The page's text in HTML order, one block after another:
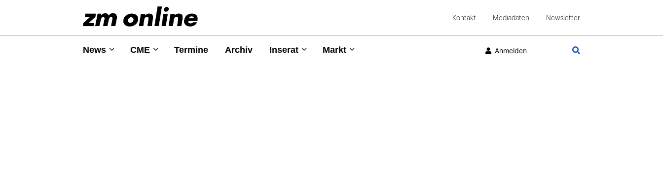
Kontakt Mediadaten Newsletter
News CME Termine Archiv Inserat Markt Anmelden